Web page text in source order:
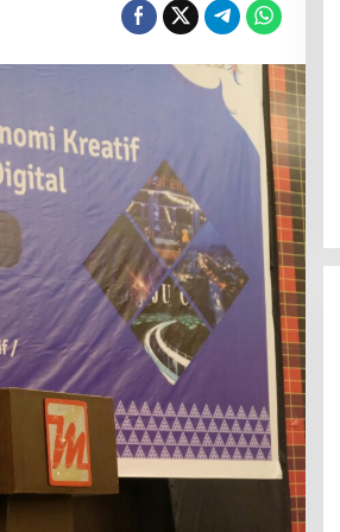
Jerat Modal dan Jeritan
Pedagang Ikan TPI Kasiwa Mamuju
Saat Harga Melonjak